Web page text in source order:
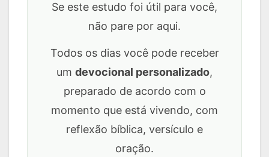
Se este estudo foi útil para você,
não pare por aqui.
Todos os dias você pode receber
um devocional personalizado,
preparado de acordo com o
momento que está vivendo, com
reflexão bíblica, versículo e
oração.